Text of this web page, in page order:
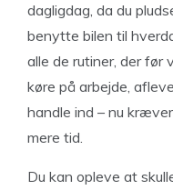
dagligdag, da du
benytte bilen til
alle de rutiner, der før
køre på arbejde,
handle ind – nu
mere tid.
Du kan opleve at